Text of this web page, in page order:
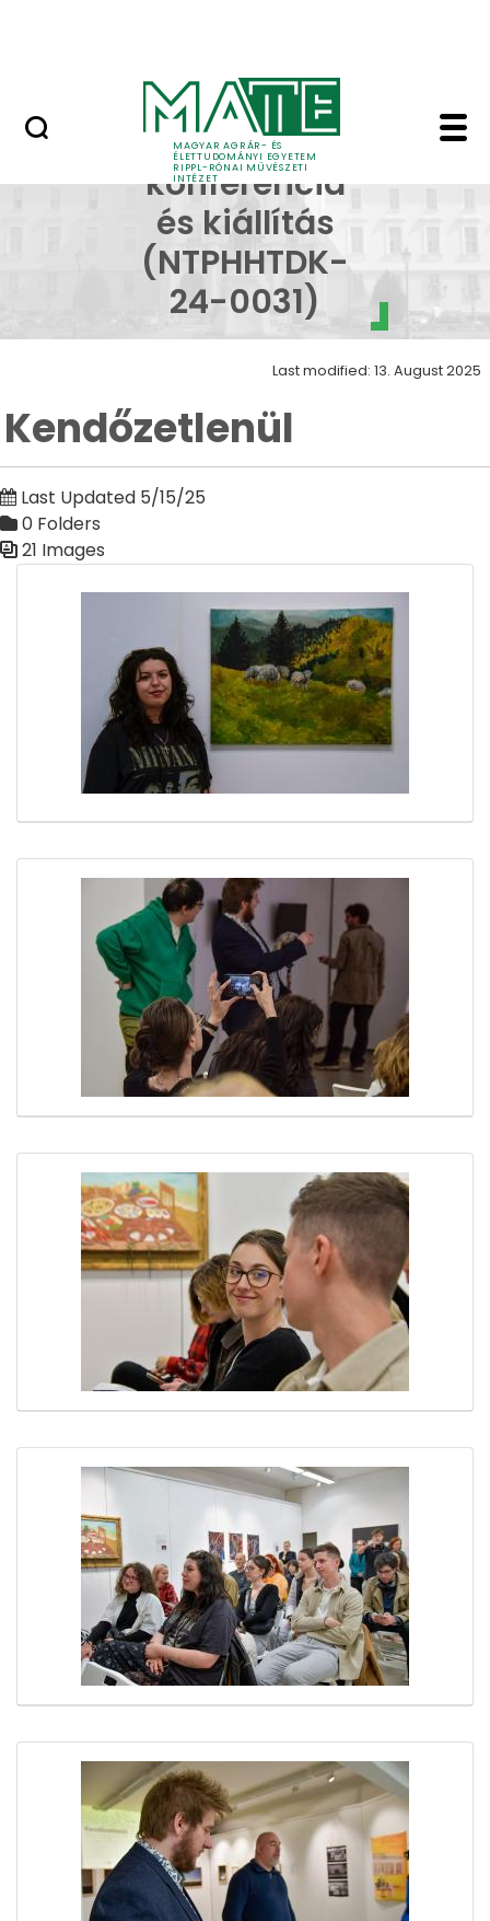
MAGYAR AGRÁR- ÉS
ÉLETTUDOMÁNYI EGYETEM
RIPPL-RÓNAI MŰVÉSZETI
INTÉZET
Kendőzetlenül -
Művészeti
konferencia
és kiállítás
(NTPHHTDK-
24-0031)
Last modified: 13. August 2025
Kendőzetlenül
Last Updated 5/15/25
0 Folders
21 Images